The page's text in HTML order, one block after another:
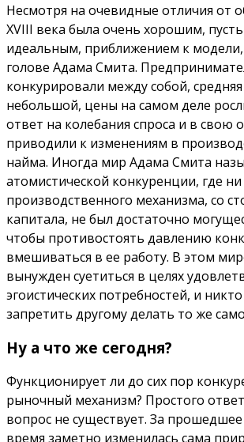
Несмотря на очевидные отличия от
XVIII века была очень хорошим,
идеальным, приближением к
голове Адама Смита.
конкурировали между собой,
небольшой, цены на самом деле
ответ на колебания спроса и в свою
приводили к изменениям в
найма. Иногда мир Адама Смита
атомистической конкуренции, где
производственного механизма, со
капитала, не был достаточно
чтобы противостоять давлению
вмешиваться в ее работу. В этом
вынужден суетиться в целях
эгоистических потребностей, и
запретить другому делать то же
Ну а что же сегодня?
Функционирует ли до сих пор
рыночный механизм? Простого
вопрос не существует. За прошедшее
время заметно изменилась сама